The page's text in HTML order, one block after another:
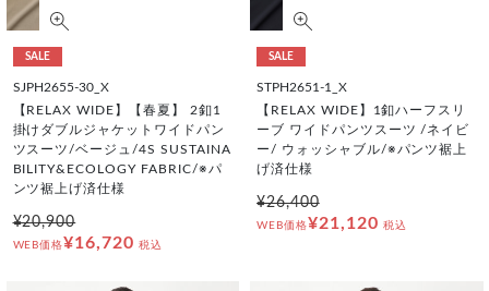
SALE
SJPH2655-30_X
【RELAX WIDE】【春夏】 2釦1
掛けダブルジャケットワイドパン
ツスーツ/ベージュ/4S SUSTAINA
BILITY&ECOLOGY FABRIC/※パ
ンツ裾上げ済仕様
¥20,900
WEB価格¥16,720 税込
SALE
STPH2651-1_X
【RELAX WIDE】1釦ハーフスリ
ーブ ワイドパンツスーツ /ネイビ
ー/ ウォッシャブル/※パンツ裾上
げ済仕様
¥26,400
WEB価格¥21,120 税込